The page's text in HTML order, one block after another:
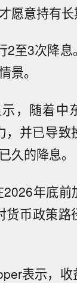
愿意持有长
2至3次降息
景。
，随着中
并已导致
久的降息。
年底前
币政策路
表示，